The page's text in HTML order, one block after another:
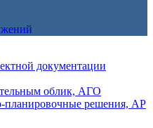
документации
облик, АГО
планировочные решения, АР